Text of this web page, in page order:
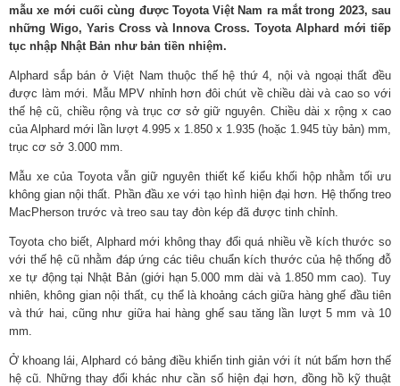
mẫu xe mới cuối cùng được Toyota Việt Nam ra mắt trong 2023, sau
những Wigo, Yaris Cross và Innova Cross. Toyota Alphard mới tiếp
tục nhập Nhật Bản như bản tiền nhiệm.
Alphard sắp bán ở Việt Nam thuộc thế hệ thứ 4, nội và ngoại thất đều
được làm mới. Mẫu MPV nhỉnh hơn đôi chút về chiều dài và cao so với
thế hệ cũ, chiều rộng và trục cơ sở giữ nguyên. Chiều dài x rộng x cao
của Alphard mới lần lượt 4.995 x 1.850 x 1.935 (hoặc 1.945 tùy bản) mm,
trục cơ sở 3.000 mm.
Mẫu xe của Toyota vẫn giữ nguyên thiết kế kiểu khối hộp nhằm tối ưu
không gian nội thất. Phần đầu xe với tạo hình hiện đại hơn. Hệ thống treo
MacPherson trước và treo sau tay đòn kép đã được tinh chỉnh.
Toyota cho biết, Alphard mới không thay đổi quá nhiều về kích thước so
với thế hệ cũ nhằm đáp ứng các tiêu chuẩn kích thước của hệ thống đỗ
xe tự động tại Nhật Bản (giới hạn 5.000 mm dài và 1.850 mm cao). Tuy
nhiên, không gian nội thất, cụ thể là khoảng cách giữa hàng ghế đầu tiên
và thứ hai, cũng như giữa hai hàng ghế sau tăng lần lượt 5 mm và 10
mm.
Ở khoang lái, Alphard có bảng điều khiển tinh giản với ít nút bấm hơn thế
hệ cũ. Những thay đổi khác như cần số hiện đại hơn, đồng hồ kỹ thuật